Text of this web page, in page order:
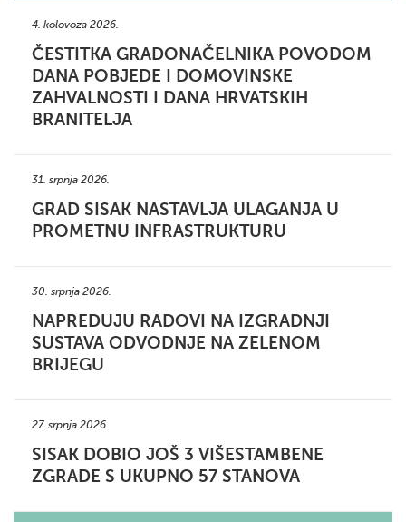
4. kolovoza 2026.
ČESTITKA GRADONAČELNIKA POVODOM
DANA POBJEDE I DOMOVINSKE
ZAHVALNOSTI I DANA HRVATSKIH
BRANITELJA
31. srpnja 2026.
GRAD SISAK NASTAVLJA ULAGANJA U
PROMETNU INFRASTRUKTURU
30. srpnja 2026.
NAPREDUJU RADOVI NA IZGRADNJI
SUSTAVA ODVODNJE NA ZELENOM
BRIJEGU
27. srpnja 2026.
SISAK DOBIO JOŠ 3 VIŠESTAMBENE
ZGRADE S UKUPNO 57 STANOVA